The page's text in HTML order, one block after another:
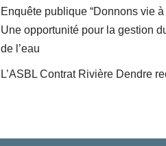
Enquête publique “Donnons vie à
Une opportunité pour la gestion
de l’eau
L’ASBL Contrat Rivière Dendre